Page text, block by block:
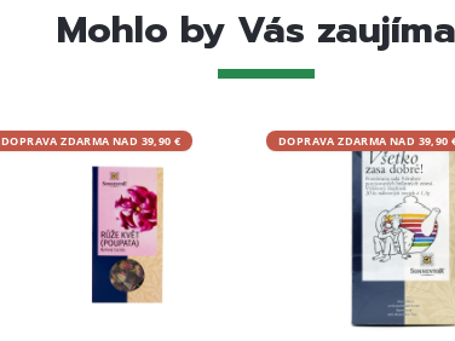
Mohlo by Vás
DOPRAVA ZDARMA NAD 39,90 € DOPRAVA ZDARMA NAD 39,90